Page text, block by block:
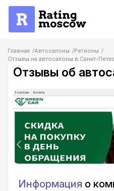
Главная Автосалоны
Регионы
Отзывы на автосалоны в Санкт-
Отзывы об автосалоне Green Car
Отзывы об
Информация о